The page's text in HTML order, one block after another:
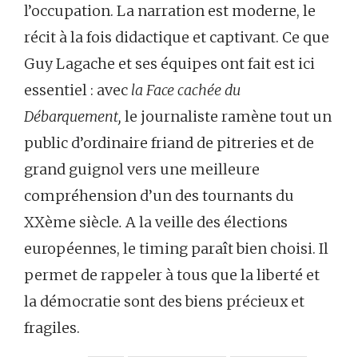
l’occupation. La narration est moderne, le
récit à la fois didactique et captivant. Ce que
Guy Lagache et ses équipes ont fait est ici
essentiel : avec la Face cachée du
Débarquement, le journaliste ramène tout un
public d’ordinaire friand de pitreries et de
grand guignol vers une meilleure
compréhension d’un des tournants du
XXème siècle. A la veille des élections
européennes, le timing paraît bien choisi. Il
permet de rappeler à tous que la liberté et
la démocratie sont des biens précieux et
fragiles.